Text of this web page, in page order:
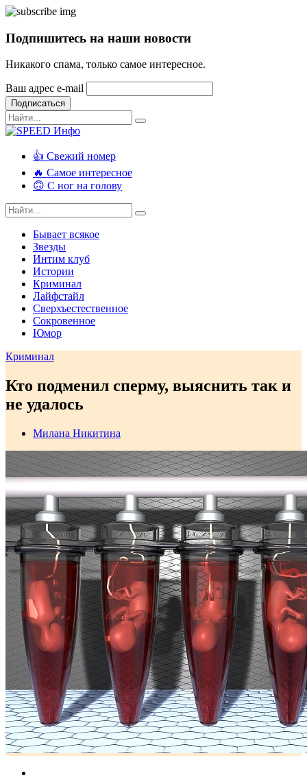
Подпишитесь на наши новости
Никакого спама, только самое интересное.
Ваш адрес e-mail
Подписаться
👍 Свежий номер
🔥 Самое интересное
🙃 С ног на голову
Бывает всякое
Звезды
Интим клуб
Истории
Криминал
Лайфстайл
Сверхъестественное
Сокровенное
Юмор
Криминал
Кто подменил сперму, выяснить так и
не удалось
Милана Никитина